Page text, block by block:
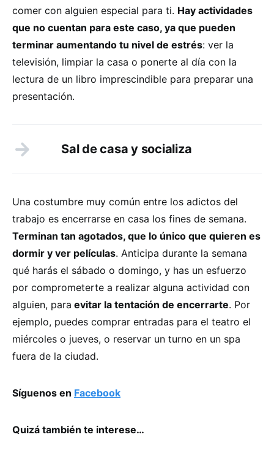
comer con alguien especial para ti. Hay actividades
que no cuentan para este caso, ya que pueden
terminar aumentando tu nivel de estrés: ver la
televisión, limpiar la casa o ponerte al día con la
lectura de un libro imprescindible para preparar una
presentación.
Sal de casa y socializa
Una costumbre muy común entre los adictos del
trabajo es encerrarse en casa los fines de semana.
Terminan tan agotados, que lo único que quieren es
dormir y ver películas. Anticipa durante la semana
qué harás el sábado o domingo, y has un esfuerzo
por comprometerte a realizar alguna actividad con
alguien, para evitar la tentación de encerrarte. Por
ejemplo, puedes comprar entradas para el teatro el
miércoles o jueves, o reservar un turno en un spa
fuera de la ciudad.
Síguenos en Facebook
Quizá también te interese…